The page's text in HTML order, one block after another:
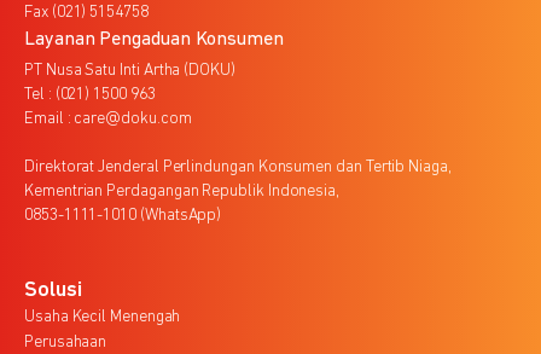
Fax (021) 5154758
Layanan Pengaduan Konsumen
PT Nusa Satu Inti Artha (DOKU)
Tel : (021) 1500 963
Email : care@doku.com
Direktorat Jenderal Perlindungan Konsumen dan Tertib Niaga,
Kementrian Perdagangan Republik Indonesia,
0853-1111-1010 (WhatsApp)
Solusi
Usaha Kecil Menengah
Perusahaan